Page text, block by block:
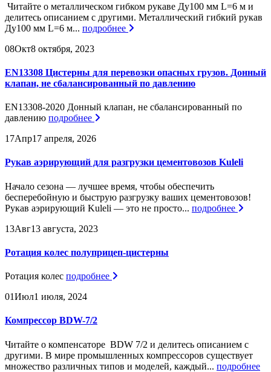
Читайте о металлическом гибком рукаве Ду100 мм L=6 м и
делитесь описанием с другими. Металлический гибкий рукав
Ду100 мм L=6 м... подробнее
08Окт8 октября, 2023
EN13308 Цистерны для перевозки опасных грузов. Донный
клапан, не сбалансированный по давлению
EN13308-2020 Донный клапан, не сбалансированный по
давлению подробнее
17Апр17 апреля, 2026
Рукав аэрирующий для разгрузки цементовозов Kuleli
Начало сезона — лучшее время, чтобы обеспечить
бесперебойную и быструю разгрузку ваших цементовозов!
Рукав аэрирующий Kuleli — это не просто... подробнее
13Авг13 августа, 2023
Ротация колес полуприцеп-цистерны
Ротация колес подробнее
01Июл1 июля, 2024
Компрессор BDW-7/2
Читайте о компенсаторе BDW 7/2 и делитесь описанием с
другими. В мире промышленных компрессоров существует
множество различных типов и моделей, каждый... подробнее